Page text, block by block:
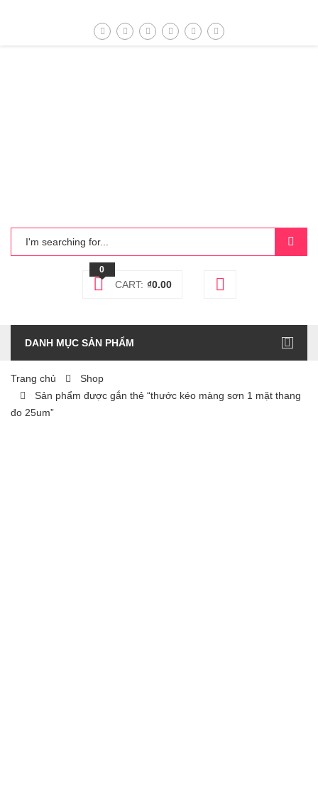
0
CART: ₫0.00
DANH MỤC SẢN PHẨM
Trang chủ
Shop
Sản phẩm được gắn thẻ “thước kéo màng sơn 1 mặt thang
đo 25um”